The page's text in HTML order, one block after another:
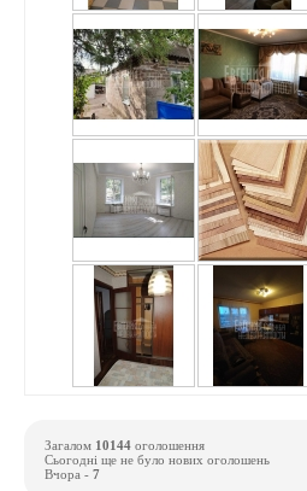
Загалом 10144 оголошення
Сьогодні ще не було нових оголошень
Вчора - 7